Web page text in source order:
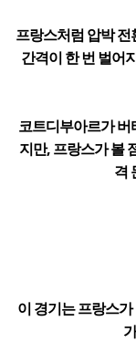
프랑스처럼 압박
간격이 한 번 벌어
코트디부아르가
지만, 프랑스가 볼
격
이 경기는 프랑스